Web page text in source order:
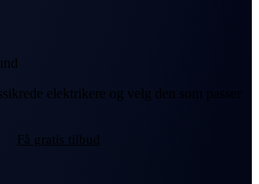
elektrikere og velg den som passer
Få gratis tilbud